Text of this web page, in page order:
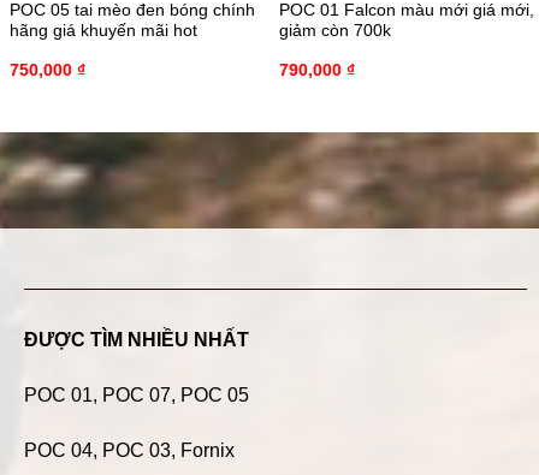
POC 05 tai mèo đen bóng chính
hãng giá khuyến mãi hot
750,000 ₫
POC 01 Falcon màu mới giá mới,
giảm còn 700k
790,000 ₫
ĐƯỢC TÌM NHIỀU NHẤT
POC 01, POC 07, POC 05
POC 04, POC 03, Fornix